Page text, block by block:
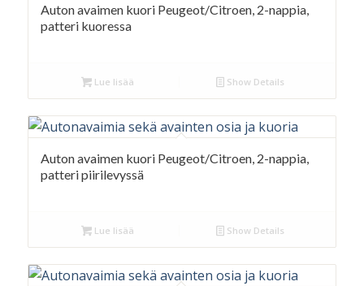
Auton avaimen kuori Peugeot/Citroen, 2-nappia,
patteri kuoressa
Lue lisää Show Details
Auton avaimen kuori Peugeot/Citroen, 2-nappia,
patteri piirilevyssä
Lue lisää Show Details